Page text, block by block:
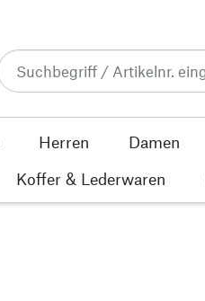
Herren Damen
Koffer & Lederwaren